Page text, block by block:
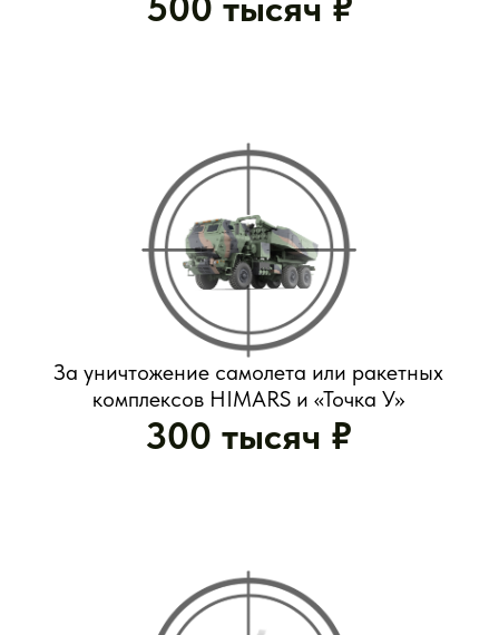
Поощрительные выплаты
отличившимся военнослужащим за
успешное выполнение боевых задач
100 тысяч ₽